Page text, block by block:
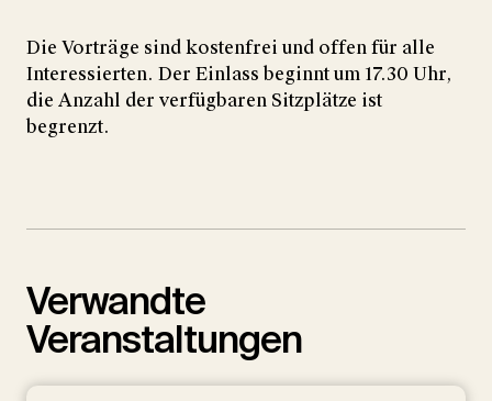
Die Vorträge sind kostenfrei und offen für alle
Interessierten. Der Einlass beginnt um 17.30 Uhr,
die Anzahl der verfügbaren Sitzplätze ist
begrenzt.
Verwandte
Veranstaltungen